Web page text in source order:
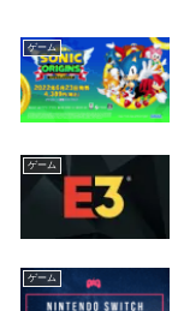
ゲーム
ゲーム
ゲーム